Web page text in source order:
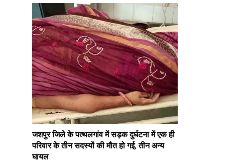
जशपुर जिले के पत्थलगांव में सड़क दुर्घटना में एक ही
परिवार के तीन सदस्यों की मौत हो गई, तीन अन्य
घायल